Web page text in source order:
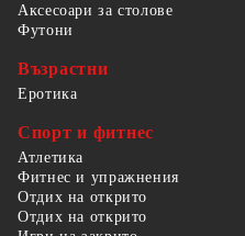
Аксесоари за столове
Футони
Възрастни
Еротика
Спорт и фитнес
Атлетика
Фитнес и упражнения
Отдих на открито
Отдих на открито